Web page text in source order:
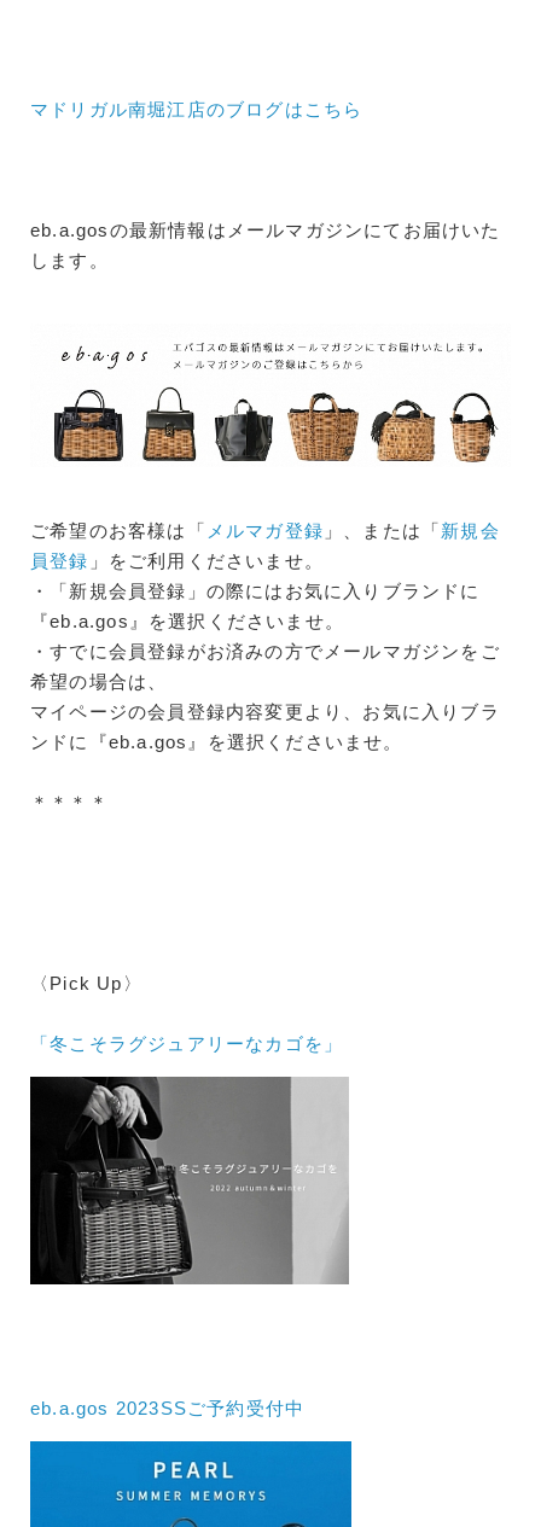
マドリガル南堀江店のブログはこちら
eb.a.gosの最新情報はメールマガジンにてお届けいた
します。
ご希望のお客様は「 メルマガ登録 」、または「新規会
員登録 」をご利用くださいませ。
・「新規会員登録」の際にはお気に入りブランドに
『eb.a.gos』を選択くださいませ。
・すでに会員登録がお済みの方でメールマガジンをご
希望の場合は、
マイページの会員登録内容変更より、お気に入りブラ
ンドに『eb.a.gos』を選択くださいませ。
＊＊＊＊
〈Pick Up〉
「冬こそラグジュアリーなカゴを」
eb.a.gos 2023SSご予約受付中